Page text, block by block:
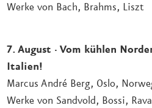
Werke von Bach,
7. August · Vom kühlen
Marcus André Berg, Oslo,
Werke von Sandvold, Bossi,